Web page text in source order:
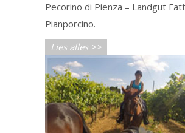
Pecorino di Pienza – Landgut
Pianporcino.
Lies alles >>